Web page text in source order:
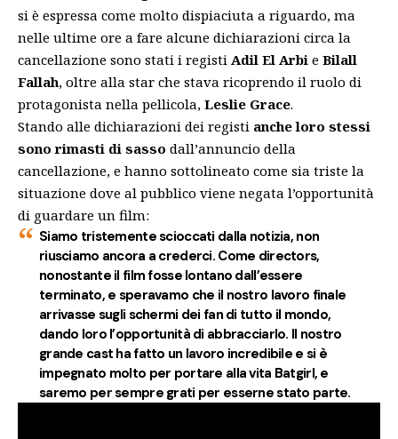
si è espressa come molto dispiaciuta a riguardo, ma
nelle ultime ore a fare alcune dichiarazioni circa la
cancellazione sono stati i registi Adil El Arbi e Bilall
Fallah, oltre alla star che stava ricoprendo il ruolo di
protagonista nella pellicola, Leslie Grace.
Stando alle dichiarazioni dei registi anche loro stessi
sono rimasti di sasso dall’annuncio della
cancellazione, e hanno sottolineato come sia triste la
situazione dove al pubblico viene negata l’opportunità
di guardare un film:
Siamo tristemente scioccati dalla notizia, non
riusciamo ancora a crederci. Come directors,
nonostante il film fosse lontano dall’essere
terminato, e speravamo che il nostro lavoro finale
arrivasse sugli schermi dei fan di tutto il mondo,
dando loro l’opportunità di abbracciarlo. Il nostro
grande cast ha fatto un lavoro incredibile e si è
impegnato molto per portare alla vita Batgirl, e
saremo per sempre grati per esserne stato parte.